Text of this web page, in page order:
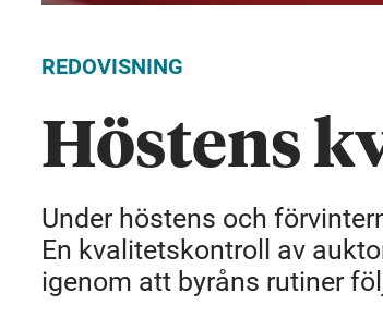
REDOVISNING
Höstens
Under höstens och
En kvalitetskontroll av
igenom att byråns rutiner